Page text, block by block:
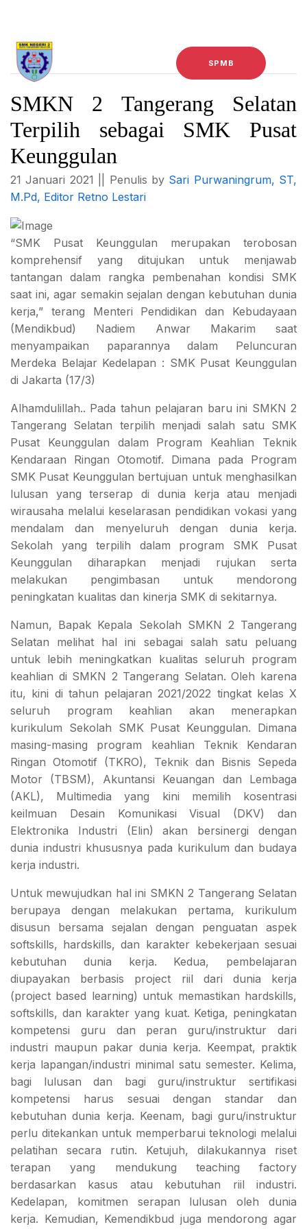
SPMB
SMKN 2 Tangerang Selatan
Terpilih sebagai SMK Pusat
Keunggulan
21 Januari 2021 || Penulis by Sari Purwaningrum, ST,
M.Pd, Editor Retno Lestari
“SMK Pusat Keunggulan merupakan terobosan
komprehensif yang ditujukan untuk menjawab
tantangan dalam rangka pembenahan kondisi SMK
saat ini, agar semakin sejalan dengan kebutuhan dunia
kerja,” terang Menteri Pendidikan dan Kebudayaan
(Mendikbud) Nadiem Anwar Makarim saat
menyampaikan paparannya dalam Peluncuran
Merdeka Belajar Kedelapan : SMK Pusat Keunggulan
di Jakarta (17/3)
Alhamdulillah.. Pada tahun pelajaran baru ini SMKN 2
Tangerang Selatan terpilih menjadi salah satu SMK
Pusat Keunggulan dalam Program Keahlian Teknik
Kendaraan Ringan Otomotif. Dimana pada Program
SMK Pusat Keunggulan bertujuan untuk menghasilkan
lulusan yang terserap di dunia kerja atau menjadi
wirausaha melalui keselarasan pendidikan vokasi yang
mendalam dan menyeluruh dengan dunia kerja.
Sekolah yang terpilih dalam program SMK Pusat
Keunggulan diharapkan menjadi rujukan serta
melakukan pengimbasan untuk mendorong
peningkatan kualitas dan kinerja SMK di sekitarnya.
Namun, Bapak Kepala Sekolah SMKN 2 Tangerang
Selatan melihat hal ini sebagai salah satu peluang
untuk lebih meningkatkan kualitas seluruh program
keahlian di SMKN 2 Tangerang Selatan. Oleh karena
itu, kini di tahun pelajaran 2021/2022 tingkat kelas X
seluruh program keahlian akan menerapkan
kurikulum Sekolah SMK Pusat Keunggulan. Dimana
masing-masing program keahlian Teknik Kendaran
Ringan Otomotif (TKRO), Teknik dan Bisnis Sepeda
Motor (TBSM), Akuntansi Keuangan dan Lembaga
(AKL), Multimedia yang kini memilih kosentrasi
keilmuan Desain Komunikasi Visual (DKV) dan
Elektronika Industri (Elin) akan bersinergi dengan
dunia industri khususnya pada kurikulum dan budaya
kerja industri.
Untuk mewujudkan hal ini SMKN 2 Tangerang Selatan
berupaya dengan melakukan pertama, kurikulum
disusun bersama sejalan dengan penguatan aspek
softskills, hardskills, dan karakter kebekerjaan sesuai
kebutuhan dunia kerja. Kedua, pembelajaran
diupayakan berbasis project riil dari dunia kerja
(project based learning) untuk memastikan hardskills,
softskills, dan karakter yang kuat. Ketiga, peningkatan
kompetensi guru dan peran guru/instruktur dari
industri maupun pakar dunia kerja. Keempat, praktik
kerja lapangan/industri minimal satu semester. Kelima,
bagi lulusan dan bagi guru/instruktur sertifikasi
kompetensi harus sesuai dengan standar dan
kebutuhan dunia kerja. Keenam, bagi guru/instruktur
perlu ditekankan untuk memperbarui teknologi melalui
pelatihan secara rutin. Ketujuh, dilakukannya riset
terapan yang mendukung teaching factory
berdasarkan kasus atau kebutuhan riil industri.
Kedelapan, komitmen serapan lulusan oleh dunia
kerja. Kemudian, Kemendikbud juga mendorong agar